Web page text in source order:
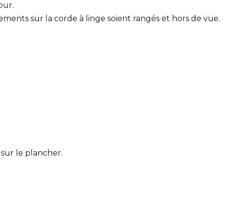
sur la corde à linge soient rangés et hors de vue.
le plancher.